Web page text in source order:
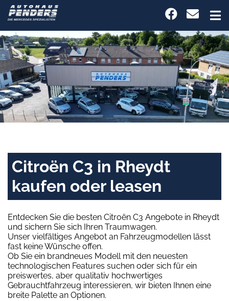
Citroën C3 in Rheydt
kaufen oder leasen
Entdecken Sie die besten Citroën C3 Angebote in Rheydt
und sichern Sie sich Ihren Traumwagen.
Unser vielfältiges Angebot an Fahrzeugmodellen lässt
fast keine Wünsche offen.
Ob Sie ein brandneues Modell mit den neuesten
technologischen Features suchen oder sich für ein
preiswertes, aber qualitativ hochwertiges
Gebrauchtfahrzeug interessieren, wir bieten Ihnen eine
breite Palette an Optionen.